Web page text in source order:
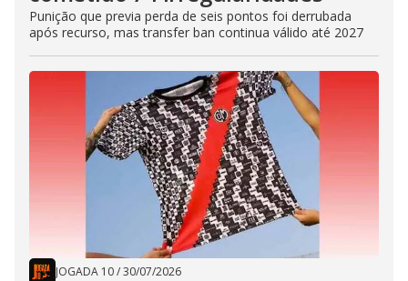
Punição que previa perda de seis pontos foi derrubada
após recurso, mas transfer ban continua válido até 2027
JOGADA 10/30/07/2026